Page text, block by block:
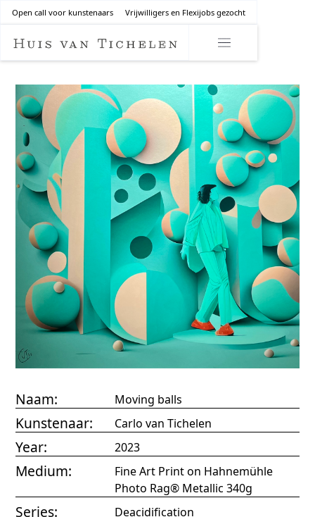
Open call voor kunstenaars Vrijwilligers en Flexijobs gezocht
Naam: Moving balls
Kunstenaar: Carlo van Tichelen
Year: 2023
Medium:
Fine Art Print on Hahnemühle
Photo Rag® Metallic 340g
Series: Deacidification